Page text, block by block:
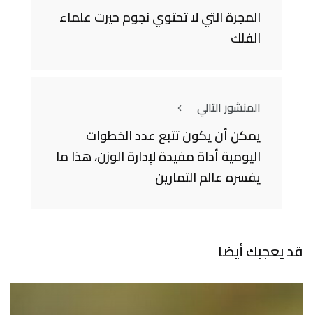
المجرة التي لا تحتوي نجوم حيرت علماء
الفلك
المنشور التالي
يمكن أن يكون تتبع عدد الخطوات
اليومية أداة مفيدة لإدارة الوزن، هذا ما
يفسره عالم التمارين
قد يعجبك أيضا